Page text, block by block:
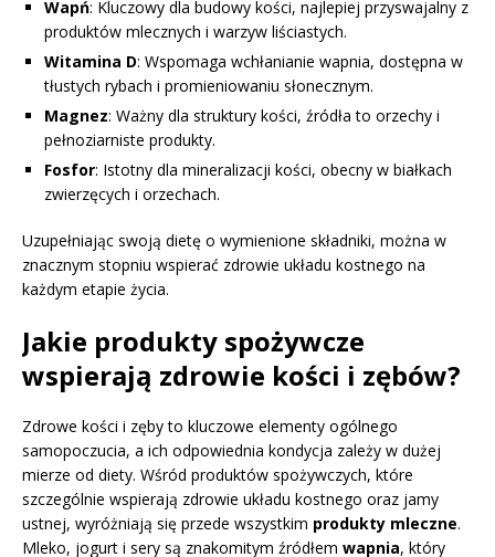
Wapń: Kluczowy dla budowy kości, najlepiej przyswajalny z
produktów mlecznych i warzyw liściastych.
Witamina D: Wspomaga wchłanianie wapnia, dostępna w
tłustych rybach i promieniowaniu słonecznym.
Magnez: Ważny dla struktury kości, źródła to orzechy i
pełnoziarniste produkty.
Fosfor: Istotny dla mineralizacji kości, obecny w białkach
zwierzęcych i orzechach.
Uzupełniając swoją dietę o wymienione składniki, można w
znacznym stopniu wspierać zdrowie układu kostnego na
każdym etapie życia.
Jakie produkty spożywcze
wspierają zdrowie kości i zębów?
Zdrowe kości i zęby to kluczowe elementy ogólnego
samopoczucia, a ich odpowiednia kondycja zależy w dużej
mierze od diety. Wśród produktów spożywczych, które
szczególnie wspierają zdrowie układu kostnego oraz jamy
ustnej, wyróżniają się przede wszystkim produkty mleczne.
Mleko, jogurt i sery są znakomitym źródłem wapnia, który